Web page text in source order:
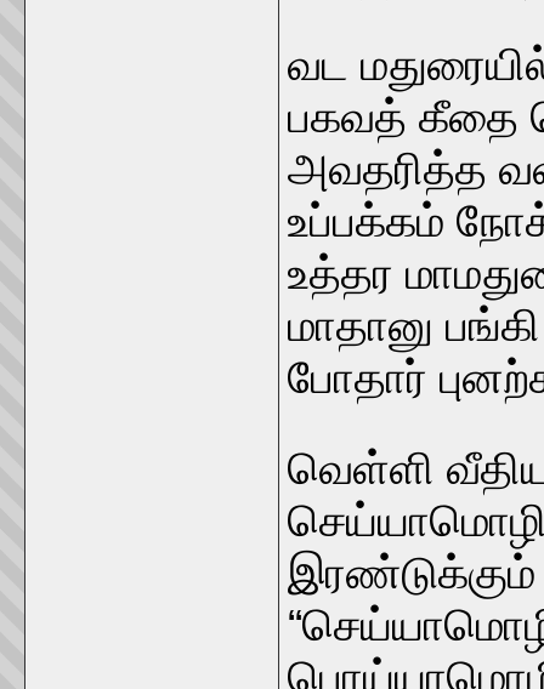
வட
பகவத் கீதை
அவதரித்த
உப்பக்கம்
உத்தர
மாதானு
போதார்
வெள்ளி